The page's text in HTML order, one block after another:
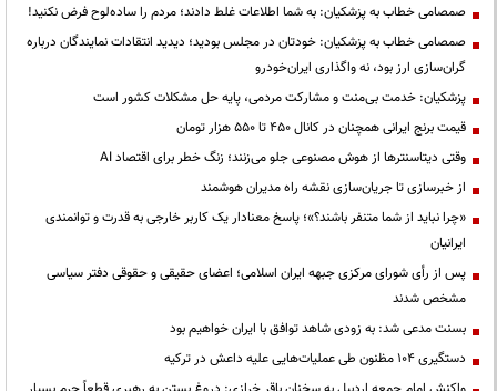
صمصامی خطاب به پزشکیان: به شما اطلاعات غلط دادند؛ مردم را ساده‌لوح فرض نکنید!
صمصامی خطاب به پزشکیان: خودتان در مجلس بودید؛ دیدید انتقادات نمایندگان درباره
گران‌سازی ارز بود، نه واگذاری ایران‌خودرو
پزشکیان: خدمت بی‌منت و مشارکت مردمی، پایه حل مشکلات کشور است
قیمت‌ برنج ایرانی همچنان در کانال ۴۵۰ تا ۵۵۰ هزار تومان
وقتی دیتاسنترها از هوش مصنوعی جلو می‌زنند؛ زنگ خطر برای اقتصاد AI
از خبرسازی تا جریان‌سازی نقشه راه مدیران هوشمند
«چرا نباید از شما متنفر باشند؟»؛ پاسخ معنادار یک کاربر خارجی به قدرت و توانمندی
ایرانیان
پس از رأی شورای مرکزی جبهه ایران اسلامی؛ اعضای حقیقی و حقوقی دفتر سیاسی
مشخص شدند
بسنت مدعی شد: به زودی شاهد توافق با ایران خواهیم بود
دستگیری ۱۰۴ مظنون طی عملیات‌هایی علیه داعش در ترکیه